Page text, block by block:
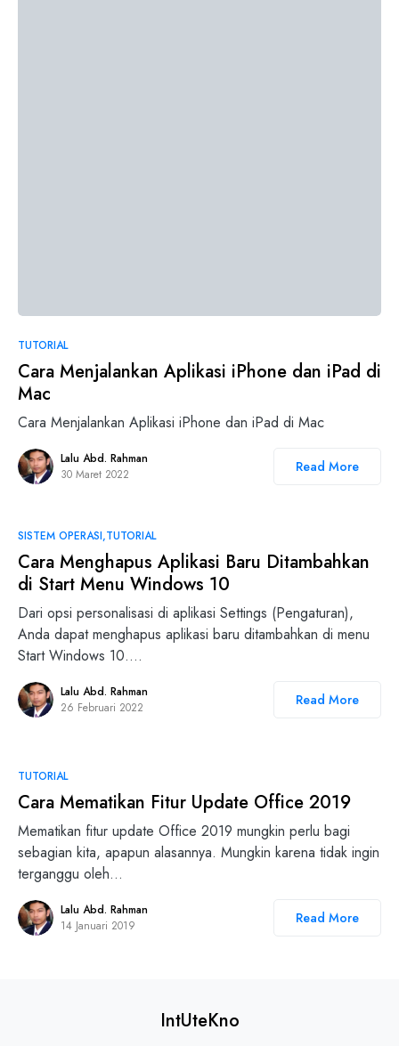
TUTORIAL
Cara Menjalankan Aplikasi iPhone dan iPad di
Mac
Cara Menjalankan Aplikasi iPhone dan iPad di Mac
Lalu Abd. Rahman
30 Maret 2022
Read More
SISTEM OPERASI TUTORIAL
Cara Menghapus Aplikasi Baru Ditambahkan
di Start Menu Windows 10
Dari opsi personalisasi di aplikasi Settings (Pengaturan),
Anda dapat menghapus aplikasi baru ditambahkan di menu
Start Windows 10.…
Lalu Abd. Rahman
26 Februari 2022
Read More
TUTORIAL
Cara Mematikan Fitur Update Office 2019
Mematikan fitur update Office 2019 mungkin perlu bagi
sebagian kita, apapun alasannya. Mungkin karena tidak ingin
terganggu oleh…
Lalu Abd. Rahman
14 Januari 2019
Read More
IntUteKno